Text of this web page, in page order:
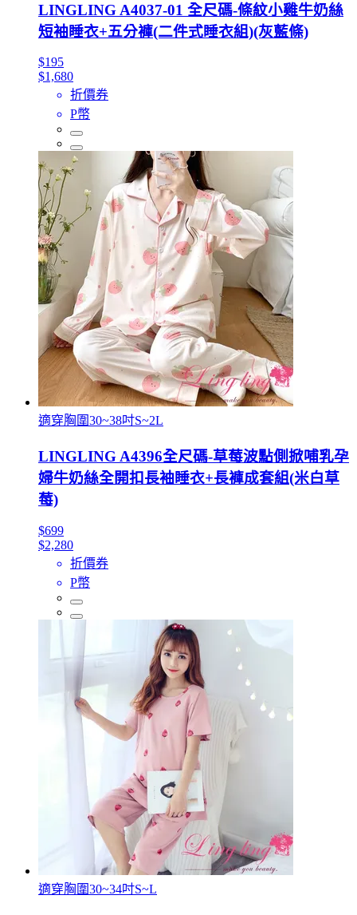
LINGLING A4037-01 全尺碼-條紋小雞牛奶絲
短袖睡衣+五分褲(二件式睡衣組)(灰藍條)
$195
$1,680
折價券
P幣
適穿胸圍30~38吋S~2L
LINGLING A4396全尺碼-草莓波點側掀哺乳孕
婦牛奶絲全開扣長袖睡衣+長褲成套組(米白草
莓)
$699
$2,280
折價券
P幣
適穿胸圍30~34吋S~L